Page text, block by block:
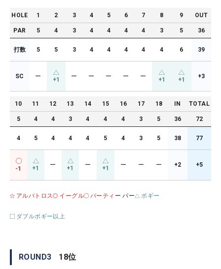
HOLE 1 2 3 4 5 6 7 8 9 OUT
PAR 5 4 3 4 4 4 4 3 5 36
打数 5 5 3 4 4 4 4 4 6 39
SC ー +1 ー ー ー ー ー +1 +1 +3
10 11 12 13 14 15 16 17 18 IN TOTAL
5 4 4 3 4 4 4 3 5 36 72
4 5 4 4 4 5 4 3 5 38 77
-1 +1 ー +1 ー +1 ー ー ー +2 +5
アルバトロス イーグル バーティ ー パー ボギー
ダブルボギー以上
ROUND3 18位